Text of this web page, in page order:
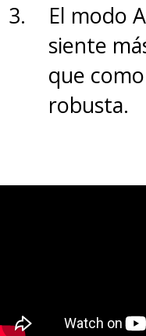
El modo
siente
que
robusta.